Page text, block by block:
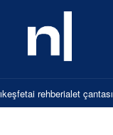
keşfetai rehberialet çantası